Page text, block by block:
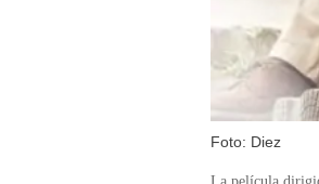
Foto: Diez